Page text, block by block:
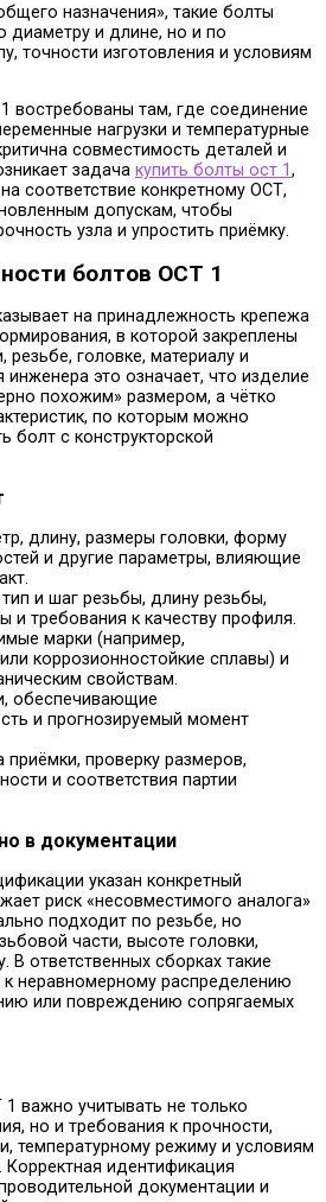
назначения», такие болты
диаметру и длине, но и по
точности изготовления и условиям
востребованы там, где соединение
нагрузки и температурные
совместимость деталей и
задача купить болты ост 1,
соответствие конкретному ОСТ,
допускам, чтобы
узла и упростить приёмку.
болтов ОСТ 1
на принадлежность крепежа
в которой закреплены
резьбе, головке, материалу и
это означает, что изделие
похожим» размером, а чётко
по которым можно
болт с конструкторской
длину, размеры головки, форму
и другие параметры, влияющие
и шаг резьбы, длину резьбы,
и требования к качеству профиля.
марки (например,
коррозионностойкие сплавы) и
свойствам.
обеспечивающие
и прогнозируемый момент
приёмки, проверку размеров,
и соответствия партии
в документации
указан конкретный
риск «несовместимого аналога»
подходит по резьбе, но
части, высоте головки,
В ответственных сборках такие
к неравномерному распределению
или повреждению сопрягаемых
важно учитывать не только
но и требования к прочности,
температурному режиму и условиям
Корректная идентификация
документации и